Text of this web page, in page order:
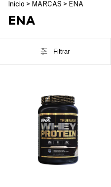
Inicio > MARCAS > ENA
ENA
Filtrar